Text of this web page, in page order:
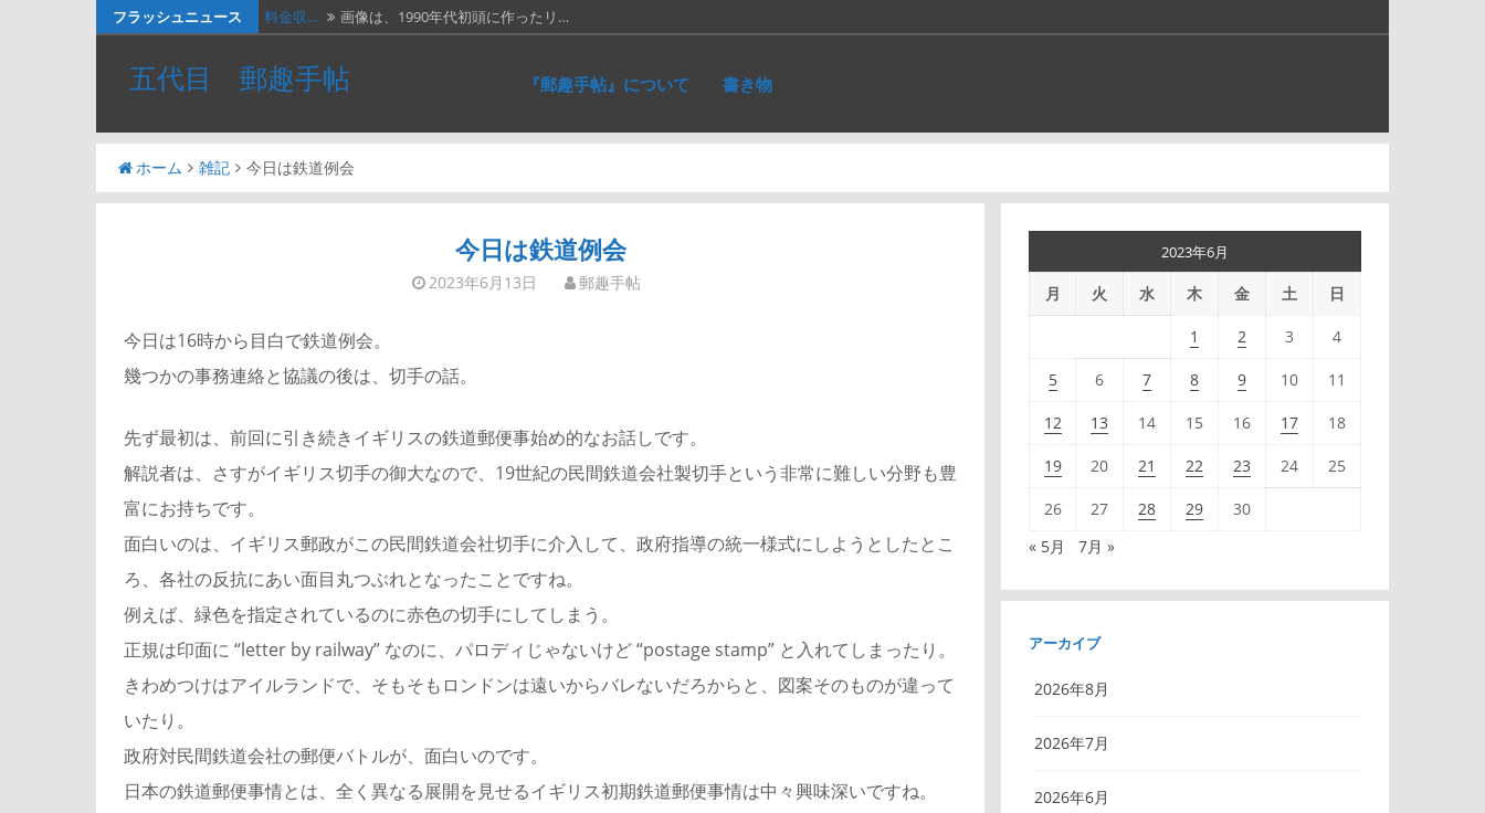
ツ
ス
フラッシュニュース 料金収… 画像は、1990年代初頭に作ったリ…
ネパー… 画像は1967年に撮影された、ネパ…
『切手… 長い歴史を誇る切手研究会の活動停止…
ベトナ… 画像は、北ベトナムが1966年に発…
五代目 郵趣手帖 『郵趣手帖』について 書き物
ホーム 雑記 今日は鉄道例会
今日は鉄道例会
2023年6月13日 郵趣手帖
今日は16時から目白で鉄道例会。
幾つかの事務連絡と協議の後は、切手の話。
先ず最初は、前回に引き続きイギリスの鉄道郵便事始め的なお話しです。
解説者は、さすがイギリス切手の御大なので、19世紀の民間鉄道会社製切手という非常に難しい分野も豊
富にお持ちです。
面白いのは、イギリス郵政がこの民間鉄道会社切手に介入して、政府指導の統一様式にしようとしたとこ
ろ、各社の反抗にあい面目丸つぶれとなったことですね。
例えば、緑色を指定されているのに赤色の切手にしてしまう。
正規は印面に “letter by railway” なのに、パロディじゃないけど “postage stamp” と入れてしまったり。
きわめつけはアイルランドで、そもそもロンドンは遠いからバレないだろからと、図案そのものが違って
いたり。
政府対民間鉄道会社の郵便バトルが、面白いのです。
日本の鉄道郵便事情とは、全く異なる展開を見せるイギリス初期鉄道郵便事情は中々興味深いですね。
2023年6月
月 火 水 木 金 土 日
1 2 3 4
5 6 7 8 9 10 11
12 13 14 15 16 17 18
19 20 21 22 23 24 25
26 27 28 29
30
« 5月
7月 »
アーカイブ
2026年8月
2026年7月
2026年6月